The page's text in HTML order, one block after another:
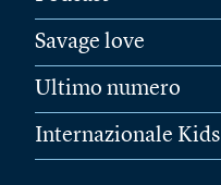
Savage love
Ultimo numero
Internazionale Kids